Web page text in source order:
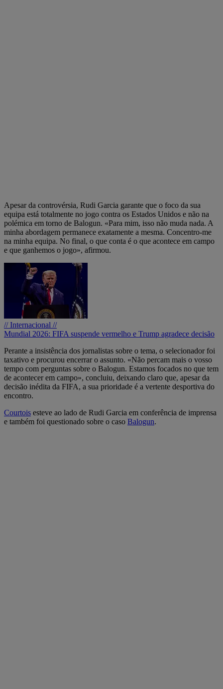
Apesar da controvérsia, Rudi Garcia garante que o foco da sua
equipa está totalmente no jogo contra os Estados Unidos e não na
polémica em torno de Balogun. «Para mim, isso não muda nada. A
minha abordagem permanece exatamente a mesma. Concentro-me
na minha equipa. No final, o que conta é o que acontece em campo
e que ganhemos o jogo», afirmou.
// Internacional //
Mundial 2026: FIFA suspende vermelho e Trump agradece decisão
Perante a insistência dos jornalistas sobre o tema, o selecionador foi
taxativo e procurou encerrar o assunto. «Não percam mais o vosso
tempo com perguntas sobre o Balogun. Estamos focados no que tem
de acontecer em campo», concluiu, deixando claro que, apesar da
decisão inédita da FIFA, a sua prioridade é a vertente desportiva do
encontro.
Courtois esteve ao lado de Rudi Garcia em conferência de imprensa
e também foi questionado sobre o caso Balogun.